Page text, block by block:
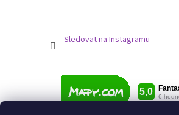
Sledovat na Instagramu